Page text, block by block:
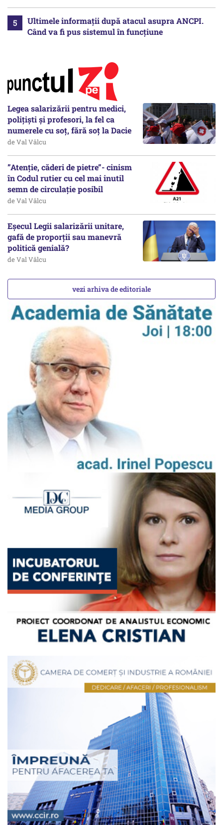
Ultimele informații după atacul asupra ANCPI.
Când va fi pus sistemul în funcțiune
Legea salarizării pentru medici,
polițiști și profesori, la fel ca
numerele cu soț, fără soț la Dacie
de Val Vâlcu
”Atenție, căderi de pietre”- cinism
în Codul rutier cu cel mai inutil
semn de circulație posibil
de Val Vâlcu
Eșecul Legii salarizării unitare,
gafă de proporții sau manevră
politică genială?
de Val Vâlcu
vezi arhiva de editoriale